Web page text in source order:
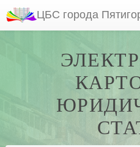
ЦБС города